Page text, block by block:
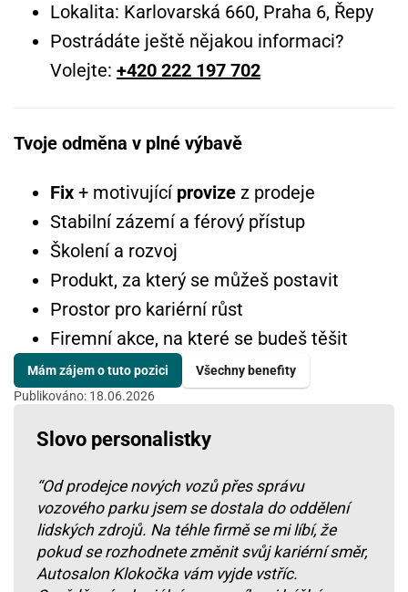
Lokalita: Karlovarská 660, Praha 6, Řepy
Postrádáte ještě nějakou informaci?
Volejte: +420 222 197 702
Tvoje odměna v plné výbavě
Fix + motivující provize z prodeje
Stabilní zázemí a férový přístup
Školení a rozvoj
Produkt, za který se můžeš postavit
Prostor pro kariérní růst
Firemní akce, na které se budeš těšit
Mám zájem o tuto pozici
Všechny benefity
Publikováno: 18.06.2026
Slovo personalistky
“Od prodejce nových vozů přes správu
vozového parku jsem se dostala do oddělení
lidských zdrojů. Na téhle firmě se mi líbí, že
pokud se rozhodnete změnit svůj kariérní směr,
Autosalon Klokočka vám vyjde vstříc.